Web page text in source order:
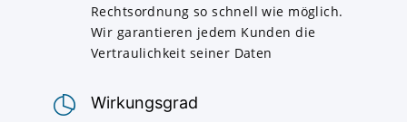
Rechtsordnung so schnell wie möglich.
Wir garantieren jedem Kunden die
Vertraulichkeit seiner Daten
Wirkungsgrad